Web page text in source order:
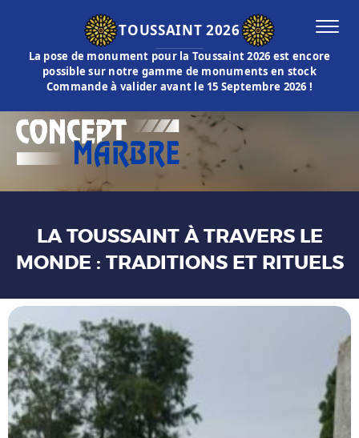
TOUSSAINT 2026
La pose de monument pour la Toussaint 2026 est encore
possible sur notre gamme de monuments en stock
Commande à valider avant le 15 Septembre 2026 !
LA TOUSSAINT À TRAVERS LE
MONDE : TRADITIONS ET RITUELS